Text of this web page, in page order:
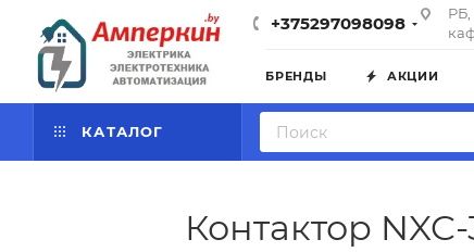
+375297098098
РБ,
БРЕНДЫ АКЦИИ
КАТАЛОГ
Контактор